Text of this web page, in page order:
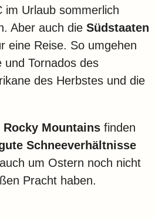
im Urlaub sommerlich
Aber auch die Südstaaten
eine Reise. So umgehen
und Tornados des
des Herbstes und die
Mountains finden
Schneeverhältnisse
um Ostern noch nicht
Pracht haben.